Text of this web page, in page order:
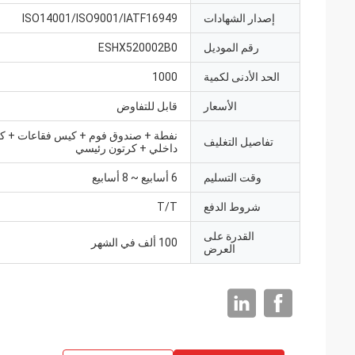
إصدار الشهادات ISO14001/ISO9001/IATF16949
رقم الموديل ESHX520002B0
الحد الأدنى لكمية 1000
الأسعار قابل للتفاوض
تفاصيل التغليف
نفطة + صندوق فوم + كيس فقاعات +
داخلي + كرتون رئيسي
وقت التسليم 6 أسابيع ~ 8 أسابيع
شروط الدفع T/T
القدرة على
العرض
100 ألف في الشهر